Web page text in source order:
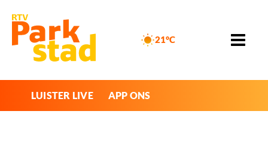
21°C
LUISTER LIVE APP ONS